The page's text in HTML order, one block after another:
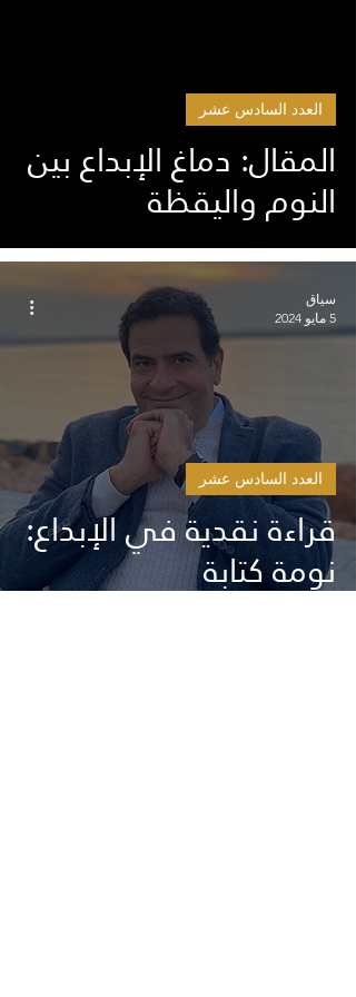
المقال: دماغ الإبداع بين
النوم واليقظة
العدد السادس عشر
قراءة نقدية في الإبداع:
نومة كتابة
العدد السادس عشر
سياق
5 مايو 2024